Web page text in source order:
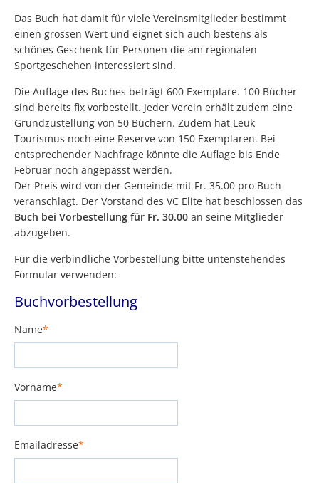
Das Buch hat damit für viele Vereinsmitglieder bestimmt
einen grossen Wert und eignet sich auch bestens als
schönes Geschenk für Personen die am regionalen
Sportgeschehen interessiert sind.
Die Auflage des Buches beträgt 600 Exemplare. 100 Bücher
sind bereits fix vorbestellt. Jeder Verein erhält zudem eine
Grundzustellung von 50 Büchern. Zudem hat Leuk
Tourismus noch eine Reserve von 150 Exemplaren. Bei
entsprechender Nachfrage könnte die Auflage bis Ende
Februar noch angepasst werden.
Der Preis wird von der Gemeinde mit Fr. 35.00 pro Buch
veranschlagt. Der Vorstand des VC Elite hat beschlossen das
Buch bei Vorbestellung für Fr. 30.00 an seine Mitglieder
abzugeben.
Für die verbindliche Vorbestellung bitte untenstehendes
Formular verwenden:
Buchvorbestellung
Name*
Pflichtfeld
Vorname*
Pflichtfeld
Emailadresse*
Pflichtfeld